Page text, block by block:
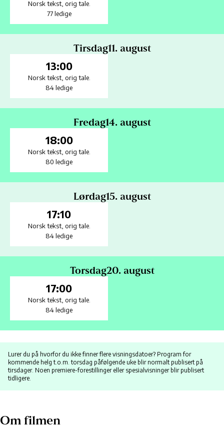
Norsk tekst, orig tale.
77 ledige
Tirsdag11. august
13:00
Norsk tekst, orig tale.
84 ledige
Fredag14. august
18:00
Norsk tekst, orig tale.
80 ledige
Lørdag15. august
17:10
Norsk tekst, orig tale.
84 ledige
Torsdag20. august
17:00
Norsk tekst, orig tale.
84 ledige
Lurer du på hvorfor du ikke finner flere visningsdatoer? Program for
kommende helg t.o.m. torsdag påfølgende uke blir normalt publisert på
tirsdager. Noen premiere-forestillinger eller spesialvisninger blir publisert
tidligere.
Om filmen